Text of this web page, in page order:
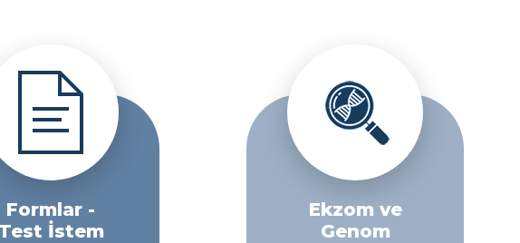
Formlar -
İstem
Ekzom ve
Genom